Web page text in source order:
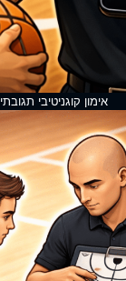
אימון קוגניטיבי תגובתי